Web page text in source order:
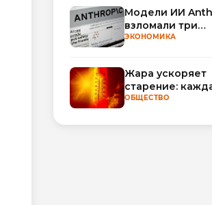
Модели ИИ
взломали три
организации во
ЭКОНОМИКА
Жара ускоряет
старение:
тепла добавляет
ОБЩЕСТВО